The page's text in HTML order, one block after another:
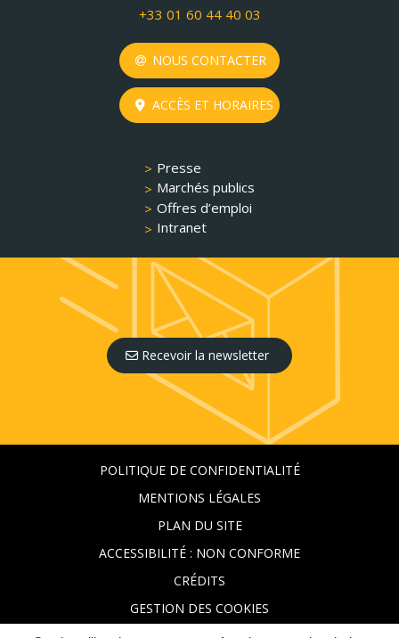
+33 01 60 44 40 03
NOUS CONTACTER
ACCÈS ET HORAIRES
Presse
Marchés publics
Offres d’emploi
Intranet
Recevoir la newsletter
POLITIQUE DE CONFIDENTIALITÉ
MENTIONS LÉGALES
PLAN DU SITE
ACCESSIBILITÉ : NON CONFORME
CRÉDITS
GESTION DES COOKIES